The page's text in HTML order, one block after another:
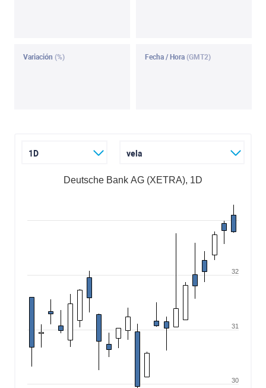
Variación (%) Fecha / Hora (GMT2)
1D vela
Deutsche Bank AG (XETRA), 1D
30
31
32